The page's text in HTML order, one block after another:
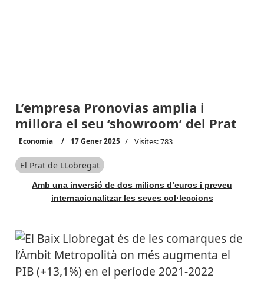
L’empresa Pronovias amplia i
millora el seu ‘showroom’ del Prat
Economia 17 Gener 2025 Visites: 783
El Prat de LLobregat
Amb una inversió de dos milions d’euros i preveu
internacionalitzar les seves col·leccions